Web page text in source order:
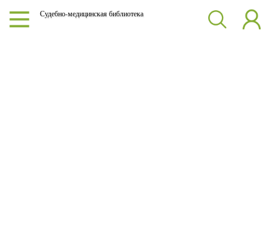
Судебно-медицинская библиотека